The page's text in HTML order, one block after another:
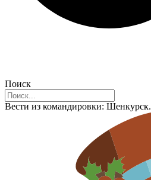
Поиск
Вести из командировки: Шенкурск.